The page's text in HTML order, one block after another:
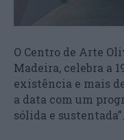
O Centro de Arte
Madeira, celebra a
existência e mais
a data com um
sólida e sustentada”.